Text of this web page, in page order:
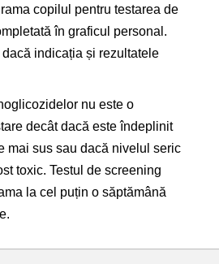
copilul pentru testarea de
în graficul personal.
indicația și rezultatele
nu este o
decât dacă este îndeplinit
mai sus sau dacă nivelul seric
toxic. Testul de screening
la cel puțin o săptămână